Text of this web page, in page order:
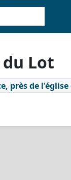
Lot
près de